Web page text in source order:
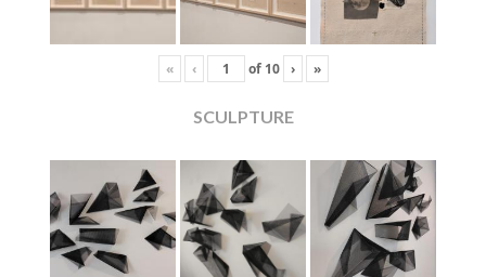
« ‹ of 10 › »
SCULPTURE